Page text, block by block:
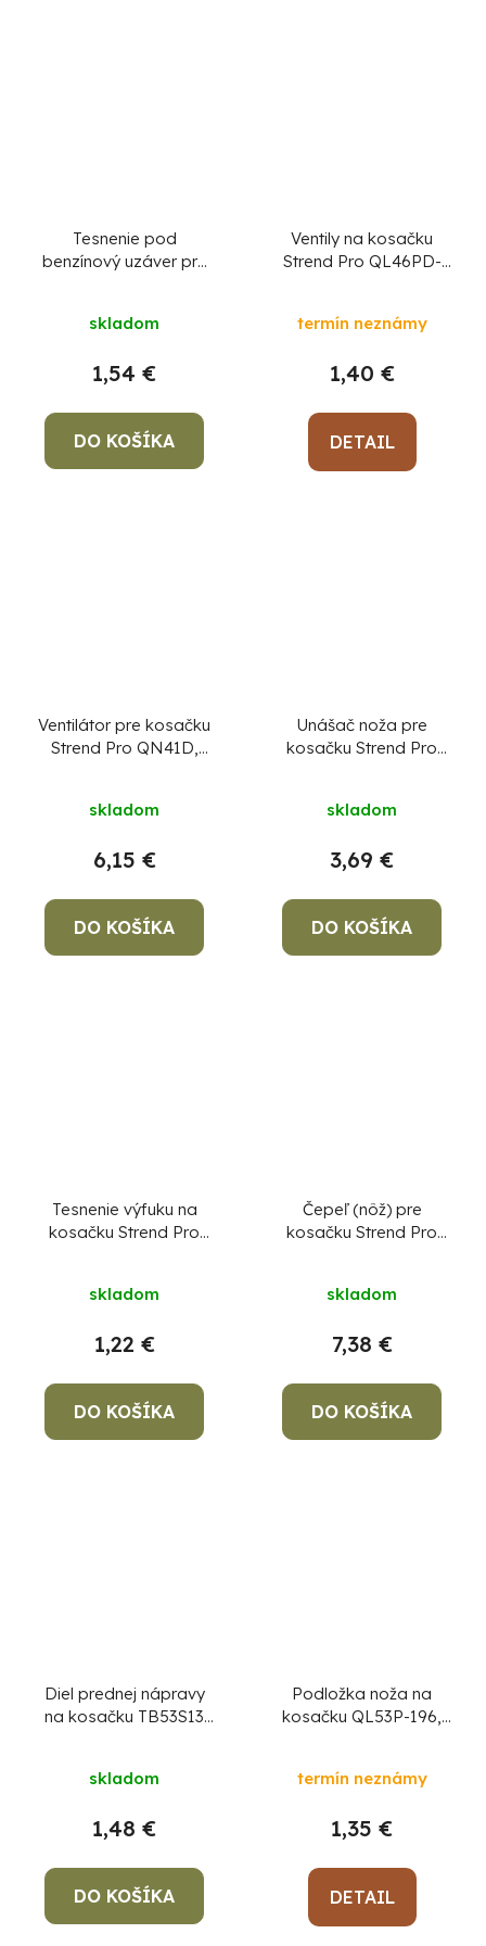
Tesnenie pod
benzínový uzáver pre
skladom
1,54 €
DO KOŠÍKA
Ventily na kosačku
Strend Pro QL46PD-
termín neznámy
1,40 €
DETAIL
Ventilátor pre kosačku
Strend Pro QN41D,
skladom
6,15 €
DO KOŠÍKA
Unášač noža pre
kosačku Strend Pro
42
skladom
3,69 €
DO KOŠÍKA
Tesnenie výfuku na
kosačku Strend Pro
skladom
1,22 €
DO KOŠÍKA
Čepeľ (nôž) pre
kosačku Strend Pro
43
skladom
7,38 €
DO KOŠÍKA
Diel prednej nápravy
na kosačku TB53S13
skladom
1,48 €
DO KOŠÍKA
Podložka noža na
kosačku QL53P-196,
termín neznámy
1,35 €
DETAIL